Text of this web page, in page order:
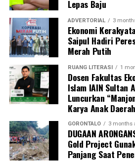
Pelatihan berlangsung interaktif
penanganan awal, diskusi kasus,
persepsi peran keluarga dalam
kehamilan.
InisiatifBUMIL TANGGUHmenjadi
komitmen KKN Profesi Kesehatan
mengoptimalkan pengawasan
Melalui sinergi mahasiswa, kader,
UNG berharap terbangun sistem
maternal yang tanggap,
Lepas Baju
ADVERTORIAL 3
Ekonomi
Saipul Hadiri
Merah Putih
RUANG LITERASI 1
Dosen Fakultas
Islam IAIN Sultan
Luncurkan
Karya Anak
GORONTALO 3 months
DUGAAN
Gold Project
Panjang Saat